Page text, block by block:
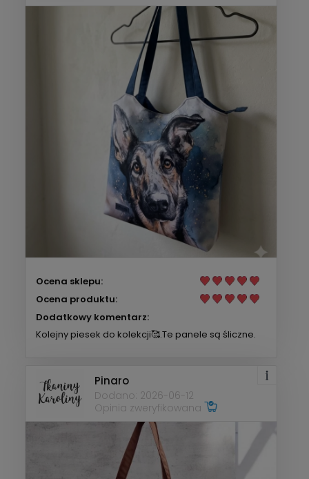
Ocena sklepu:
Ocena produktu:
Dodatkowy komentarz:
Kolejny piesek do kolekcji🥰.Te panele są śliczne.
Pinaro
Dodano: 2026-06-12
Opinia zweryfikowana